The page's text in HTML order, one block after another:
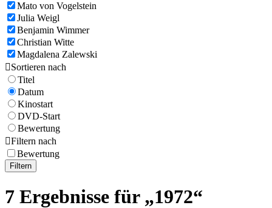
Mato von Vogelstein
Julia Weigl
Benjamin Wimmer
Christian Witte
Magdalena Zalewski
Sortieren nach
Titel
Datum
Kinostart
DVD-Start
Bewertung
Filtern nach
Bewertung
Filtern
7 Ergebnisse für „1972“